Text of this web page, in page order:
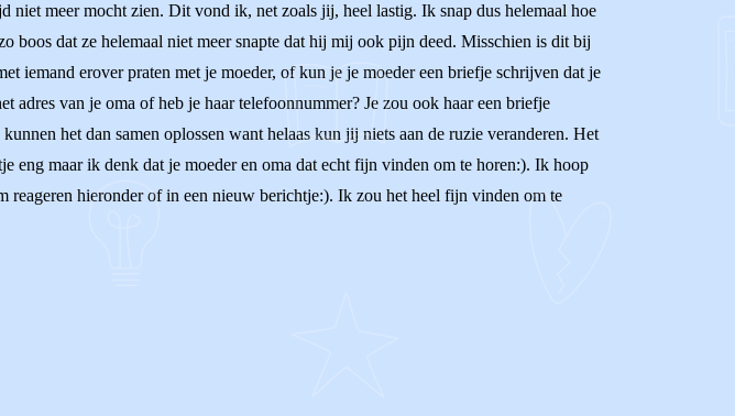
meer mocht zien. Dit vond ik, net zoals jij, heel lastig. Ik snap dus helemaal hoe
dat ze helemaal niet meer snapte dat hij mij ook pijn deed. Misschien is dit bij
iemand erover praten met je moeder, of kun je je moeder een briefje schrijven dat je
van je oma of heb je haar telefoonnummer? Je zou ook haar een briefje
het dan samen oplossen want helaas kun jij niets aan de ruzie veranderen. Het
eng maar ik denk dat je moeder en oma dat echt fijn vinden om te horen:). Ik hoop
hieronder of in een nieuw berichtje:). Ik zou het heel fijn vinden om te